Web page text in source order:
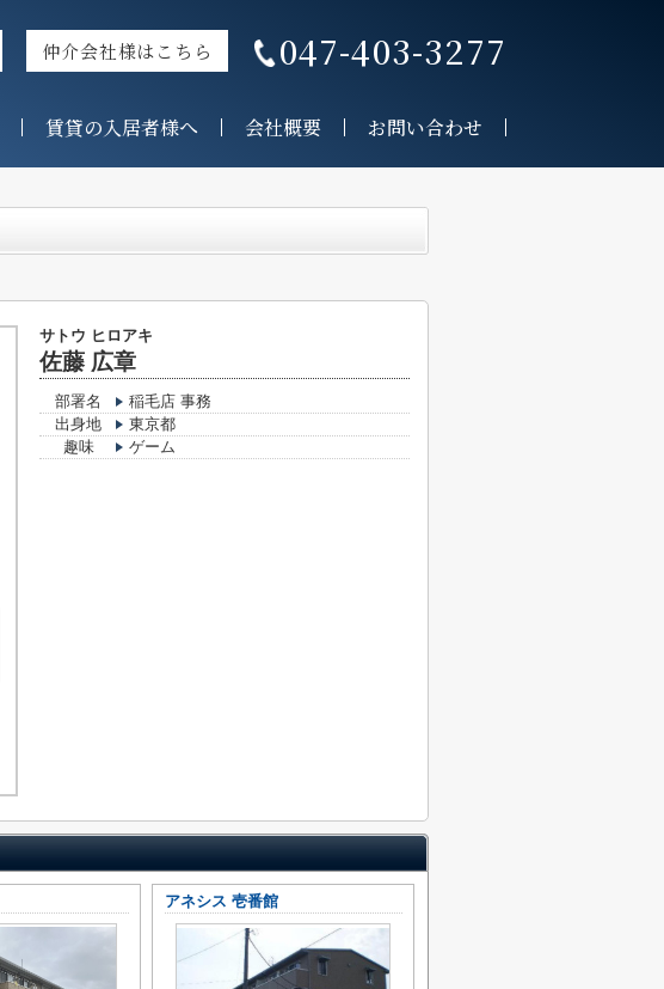
仲介会社様はこちら 047-403-3277
賃貸の入居者様へ 会社概要 お問い合わせ
サトウ ヒロアキ
佐藤 広章
部署名
稲毛店 事務
出身地
東京都
趣味
ゲーム
アネシス 壱番館